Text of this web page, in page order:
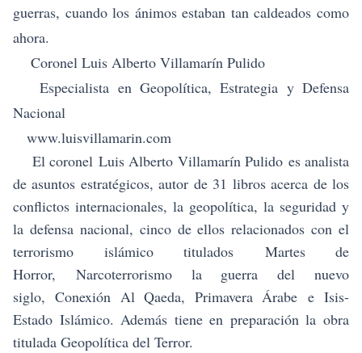
guerras, cuando los ánimos estaban tan caldeados como
ahora.
Coronel Luis Alberto Villamarín Pulido
Especialista en Geopolítica, Estrategia y Defensa
Nacional
www.luisvillamarin.com
El coronel Luis Alberto Villamarín Pulido es analista
de asuntos estratégicos, autor de 31 libros acerca de los
conflictos internacionales, la geopolítica, la seguridad y
la defensa nacional, cinco de ellos relacionados con el
terrorismo islámico titulados Martes de
Horror, Narcoterrorismo la guerra del nuevo
siglo, Conexión Al Qaeda, Primavera Árabe eIsis-
Estado Islámico. Además tiene en preparación la obra
titulada Geopolítica del Terror.